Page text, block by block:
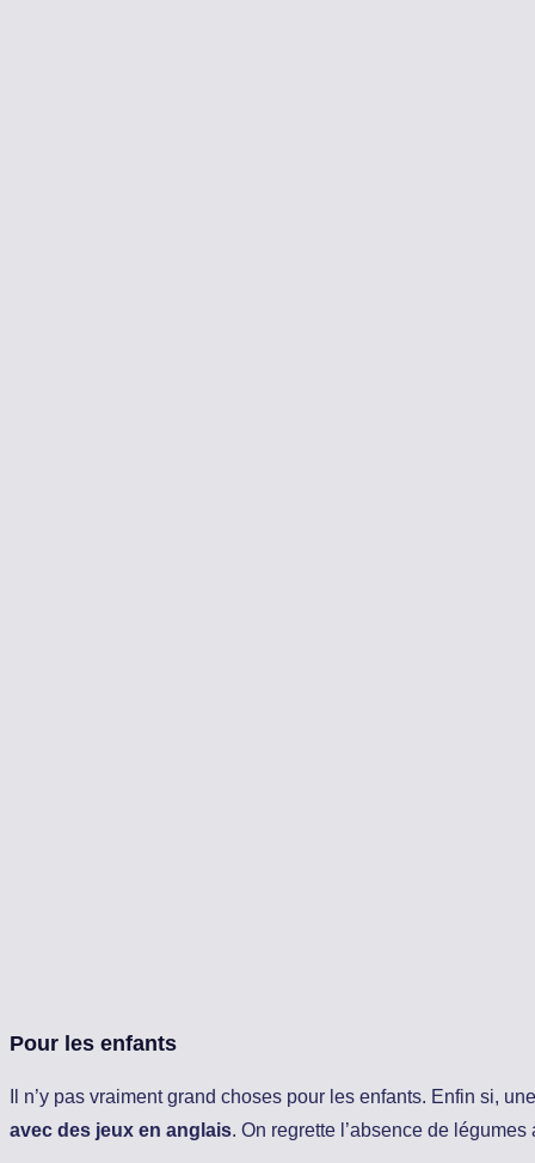
Pour les enfants
Il n’y pas vraiment grand choses pour les enfants. Enfin si,
avec des jeux en anglais. On regrette l’absence de